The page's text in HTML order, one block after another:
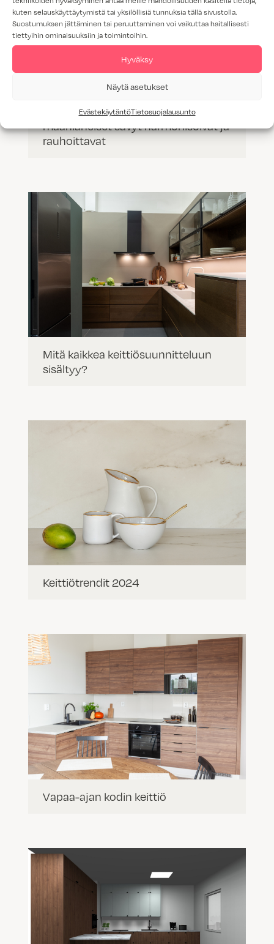
kuten selauskäyttäytymistä tai yksilöllisiä tunnuksia tällä sivustolla.
Suostumuksen jättäminen tai peruuttaminen voi vaikuttaa haitallisesti
tiettyihin ominaisuuksiin ja toimintoihin.
Hyväksy
Näytä asetukset
EvästekäytäntöTietosuojalausunto
Luonto inspiraationa – uudet
maanläheiset sävyt harmonisoivat ja
rauhoittavat
Mitä kaikkea keittiösuunnitteluun
sisältyy?
Keittiötrendit 2024
Vapaa-ajan kodin keittiö